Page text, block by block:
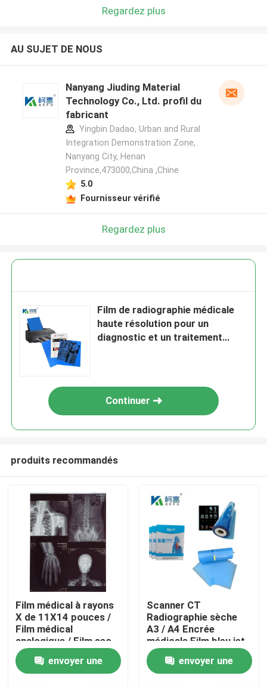
Aperçu
Produits
Regardez plus
AU SUJET DE NOUS
Nanyang Jiuding Material
Technology Co., Ltd. profil du
fabricant
Yingbin Dadao, Urban and Rural
Integration Demonstration Zone,
Nanyang City, Henan
Province,473000,China ,Chine
5.0
Fournisseur vérifié
Regardez plus
Film de radiographie médicale
haute résolution pour un
diagnostic et un traitement
Continuer
produits recommandés
Film médical à rayons
X de 11X14 pouces /
Film médical
analogique / Film sec
envoyer une
Scanner CT
Radiographie sèche
A3 / A4 Encrée
médicale Film bleu jet
Film PET à rayons X
envoyer une